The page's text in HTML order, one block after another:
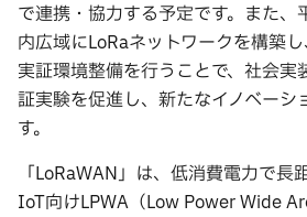
で連携・協力する予定です。また
内広域にLoRaネットワークを構築
実証環境整備を行うことで、社会実
証実験を促進し、新たなイノベーシ
す。
「LoRaWAN」は、低消費電力で長
IoT向けLPWA（Low Power Wide